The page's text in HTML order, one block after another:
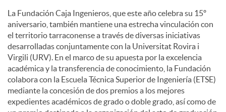
La Fundación Caja Ingenieros, que este año celebra su 15º
aniversario, también mantiene una estrecha vinculación con
el territorio tarraconense a través de diversas iniciativas
desarrolladas conjuntamente con la Universitat Rovira i
Virgili (URV). En el marco de su apuesta por la excelencia
académica y la transferencia de conocimiento, la Fundación
colabora con la Escuela Técnica Superior de Ingeniería (ETSE)
mediante la concesión de dos premios a los mejores
expedientes académicos de grado o doble grado, así como de